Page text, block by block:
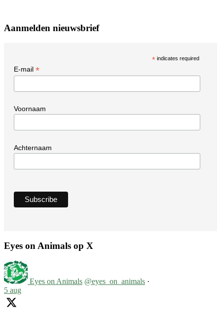
Aanmelden nieuwsbrief
* indicates required
E-mail *
Voornaam
Achternaam
Eyes on Animals op X
Eyes on Animals @eyes_on_animals ·
5 aug